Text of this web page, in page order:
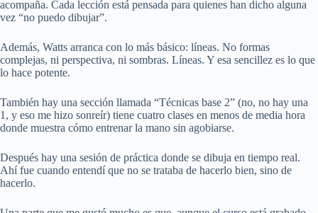
acompaña. Cada lección está pensada para quienes han dicho alguna
vez “no puedo dibujar”.
Además, Watts arranca con lo más básico: líneas. No formas
complejas, ni perspectiva, ni sombras. Líneas. Y esa sencillez es lo que
lo hace potente.
También hay una sección llamada “Técnicas base 2” (no, no hay una
1, y eso me hizo sonreír) tiene cuatro clases en menos de media hora
donde muestra cómo entrenar la mano sin agobiarse.
Después hay una sesión de práctica donde se dibuja en tiempo real.
Ahí fue cuando entendí que no se trataba de hacerlo bien, sino de
hacerlo.